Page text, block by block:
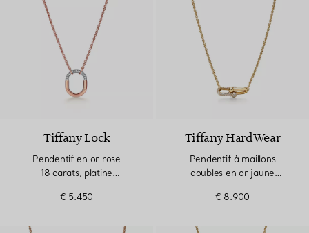
Tiffany Lock
Pendentif en or rose
18 carats, platine
Small
€ 5.450
Tiffany HardWear
Pendentif à maillons
doubles en or jaune
€ 8.900